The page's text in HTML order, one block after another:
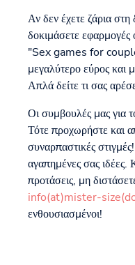
Αν δεν έχετε ζάρια
δοκιμάσετε
"Sex games for
μεγαλύτερο εύρος και
Απλά δείτε τι σας
Οι συμβουλές μας για
Τότε προχωρήστε και
συναρπαστικές
αγαπημένες σας ιδέες.
προτάσεις, μη
info(at)mister-
ενθουσιασμένοι!